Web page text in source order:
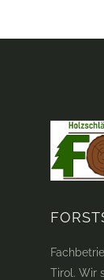
Tirol. Wir